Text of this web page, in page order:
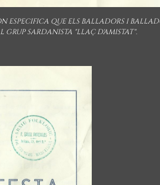
ESPECIFICA QUE ELS BALLADORS I
GRUP SARDANISTA "LLAÇ D'AMISTAT".